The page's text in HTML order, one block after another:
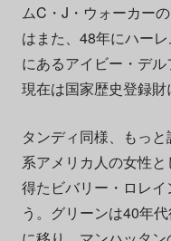
ムC・J・ウォーカー
はまた、48年にハー
にあるアイビー・デル
現在は国家歴史登録財
タンディ同様、もっ
系アメリカ人の女性
得たビバリー・ロレ
う。グリーンは40年